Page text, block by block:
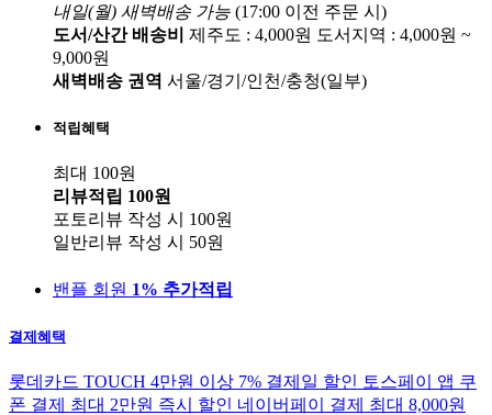
내일(월) 새벽배송가능 (17:00 이전 주문 시)
도서/산간 배송비 제주도 : 4,000원 도서지역 : 4,000원 ~
9,000원
새벽배송 권역 서울/경기/인천/충청(일부)
적립혜택
최대 100원
리뷰적립 100원
포토리뷰 작성 시
100원
일반리뷰 작성 시
50원
밴플 회원 1% 추가적립
결제혜택
롯데카드 TOUCH 4만원 이상 7% 결제일 할인 토스페이 앱 쿠
폰 결제 최대 2만원 즉시 할인 네이버페이 결제 최대 8,000원